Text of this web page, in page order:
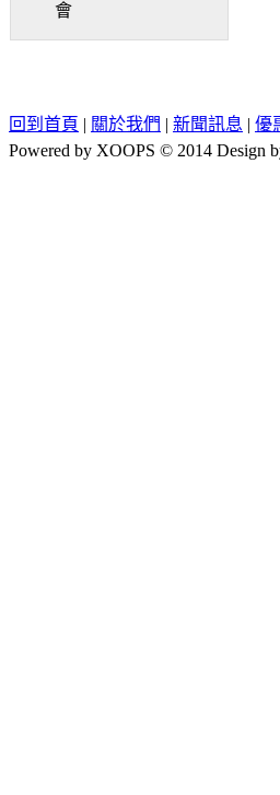
會
回到首頁 | 關於我們 | 新聞訊息 | 優
Powered by XOOPS © 2014 Design